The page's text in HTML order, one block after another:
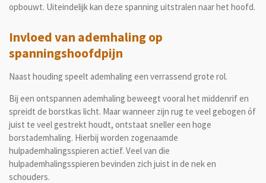
opbouwt. Uiteindelijk kan deze spanning uitstralen naar het hoofd.
Invloed van ademhalingop
spanningshoofdpijn
Naast houding speelt ademhaling een verrassend grote rol.
Bij een ontspannen ademhaling beweegt vooral het middenrif en
spreidt de borstkas licht. Maar wanneer zijn rug te veel gebogen óf
juist te veel gestrekt houdt, ontstaat sneller een hoge
borstademhaling. Hierbij worden zogenaamde
hulpademhalingsspieren actief. Veel van die
hulpademhalingsspieren bevinden zich juist in de nek en
schouders.